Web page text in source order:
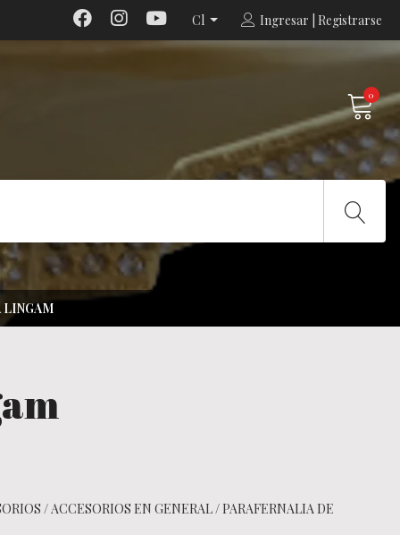
Cl Ingresar | Registrarse
0
LINGAM
/ACCESORIOS EN GENERAL/ PARAFERNALIA DE